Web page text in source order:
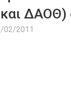
ΔΑΟΘ)
02/2011